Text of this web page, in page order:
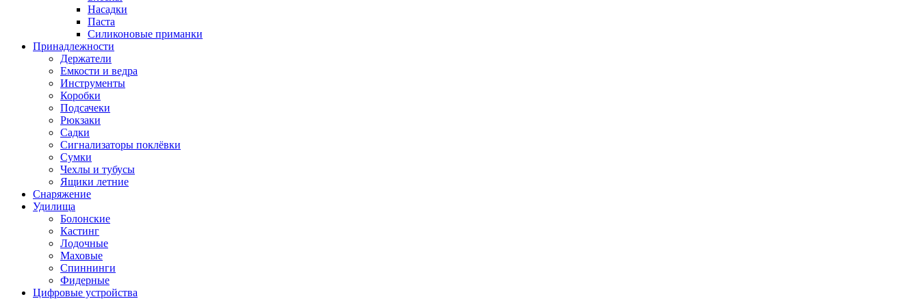
Насадки
Паста
Силиконовые приманки
Принадлежности
Держатели
Емкости и ведра
Инструменты
Коробки
Подсачеки
Рюкзаки
Садки
Сигнализаторы поклёвки
Сумки
Чехлы и тубусы
Ящики летние
Снаряжение
Удилища
Болонские
Кастинг
Лодочные
Маховые
Спиннинги
Фидерные
Цифровые устройства